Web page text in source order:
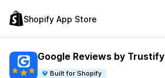
Shopify App Store
Google Reviews by Trustify
Built for Shopify